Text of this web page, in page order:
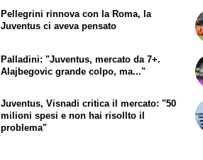
Pellegrini rinnova con la Roma, la
Juventus ci aveva pensato
Palladini: "Juventus, mercato da 7+.
Alajbegovic grande colpo, ma..."
Juventus, Visnadi critica il mercato: "50
milioni spesi e non hai risollto il
problema"